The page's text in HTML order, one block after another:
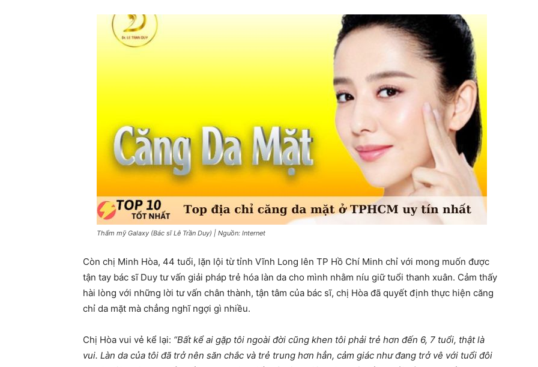
Thẩm mỹ Galaxy (Bác sĩ Lê Trần Duy) | Nguồn: Internet
Còn chị Minh Hòa, 44 tuổi, lặn lội từ tỉnh Vĩnh Long lên TP Hồ Chí Minh chỉ với mong muốn được
tận tay bác sĩ Duy tư vấn giải pháp trẻ hóa làn da cho mình nhằm níu giữ tuổi thanh xuân. Cảm thấy
hài lòng với những lời tư vấn chân thành, tận tâm của bác sĩ, chị Hòa đã quyết định thực hiện căng
chỉ da mặt mà chẳng nghĩ ngợi gì nhiều.
Chị Hòa vui vẻ kể lại: “Bất kể ai gặp tôi ngoài đời cũng khen tôi phải trẻ hơn đến 6, 7 tuổi, thật là
vui. Làn da của tôi đã trở nên săn chắc và trẻ trung hơn hẳn, cảm giác như đang trở vê với tuổi đôi